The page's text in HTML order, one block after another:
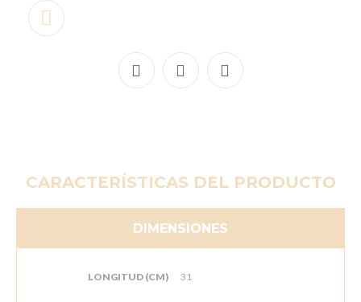
CARACTERÍSTICAS DEL PRODUCTO
DIMENSIONES
LONGITUD (CM) 31